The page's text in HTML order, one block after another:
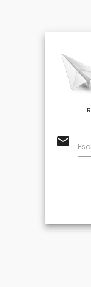
email